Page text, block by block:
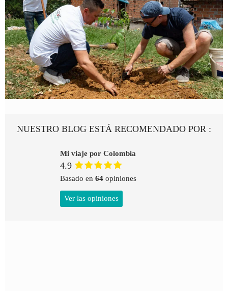
NUESTRO BLOG ESTÁ RECOMENDADO POR :
Mi viaje por Colombia
4.9
Basado en 64 opiniones
Ver las opiniones